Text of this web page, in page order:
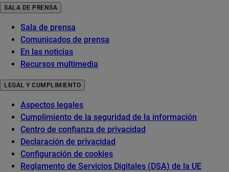
SALA DE PRENSA
Sala de prensa
Comunicados de prensa
En las noticias
Recursos multimedia
LEGAL Y CUMPLIMIENTO
Aspectos legales
Cumplimiento de la seguridad de la información
Centro de confianza de privacidad
Declaración de privacidad
Configuración de cookies
Reglamento de Servicios Digitales (DSA) de la UE